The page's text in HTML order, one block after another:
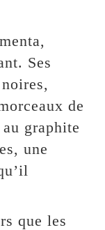
Ses
de
graphite
une
que les